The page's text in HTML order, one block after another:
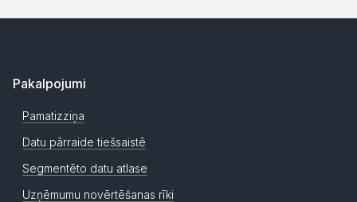
Pakalpojumi
Pamatizziņa
Datu pārraide tiešsaistē
Segmentēto datu atlase
Uzņēmumu novērtēšanas rīki